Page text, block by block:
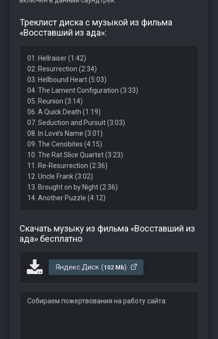
Треклист диска с музыкой из фильма
«Восставший из ада»:
01. Hellraiser (1:42)
02. Resurrection (2:34)
03. Hellbound Heart (5:03)
04. The Lament Configuration (3:33)
05. Reunion (3:14)
06. A Quick Death (1:19)
07. Seduction and Pursuit (3:03)
08. In Love’s Name (3:01)
09. The Cenobites (4:15)
10. The Rat Slice Quartet (3:23)
11. Re-Resurrection (2:36)
12. Uncle Frank (3:02)
13. Brought on by Night (2:36)
14. Another Puzzle (4:12)
Скачать музыку из фильма «Восставший из
ада» бесплатно
Яндекс.Диск (102 Mb)
Собираем пожертвования на работу сайта: